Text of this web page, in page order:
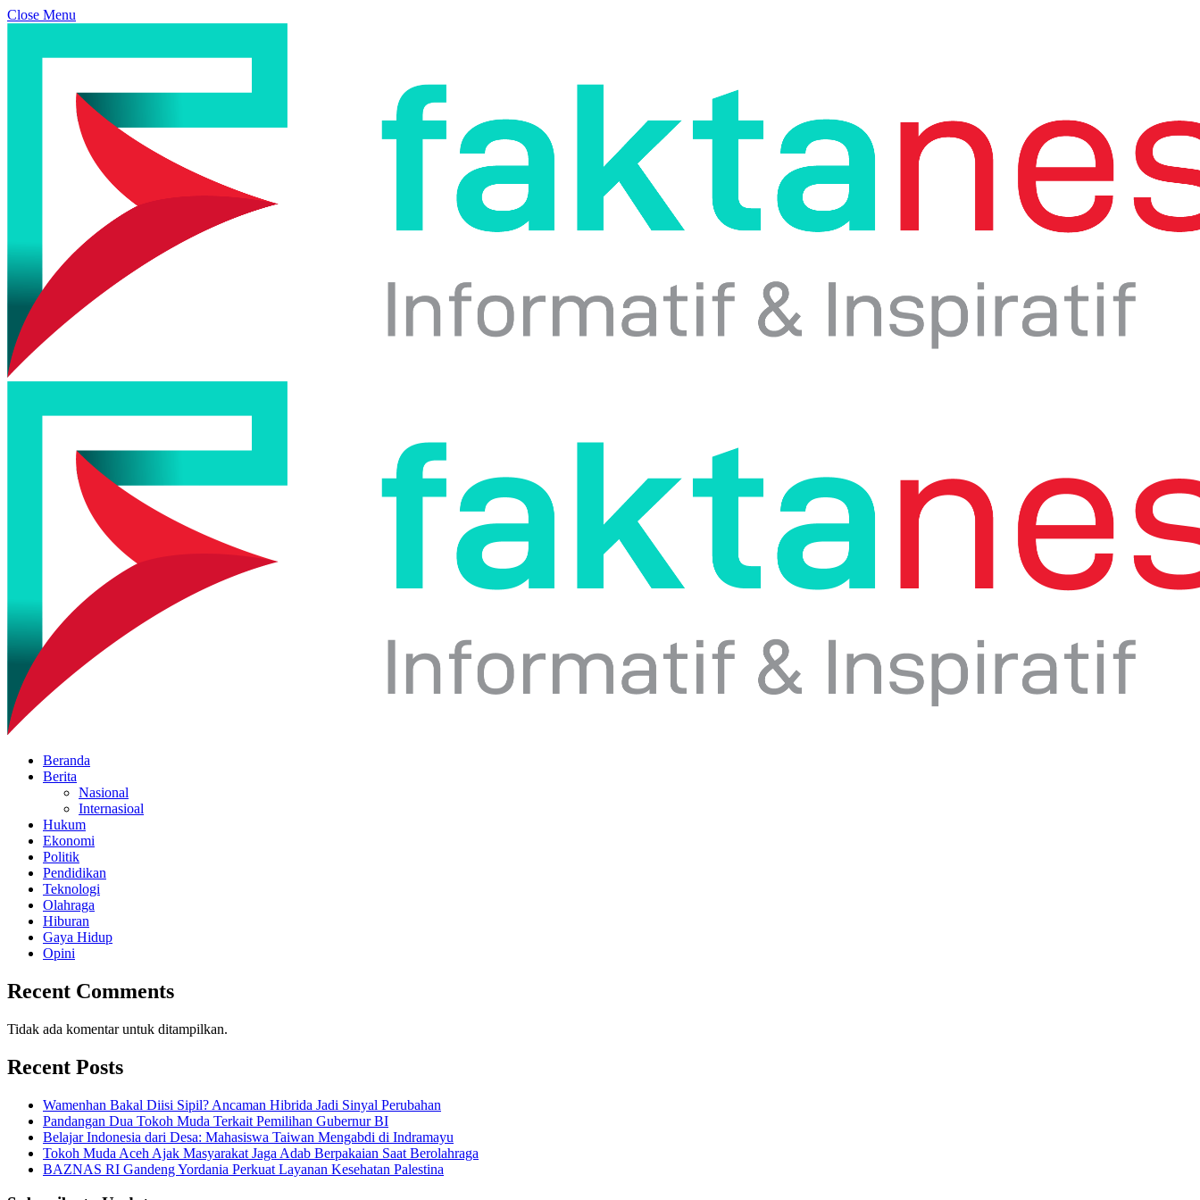
Close Menu
Beranda
Berita
Nasional
Internasioal
Hukum
Ekonomi
Politik
Pendidikan
Teknologi
Olahraga
Hiburan
Gaya Hidup
Opini
Recent Comments
Tidak ada komentar untuk ditampilkan.
Recent Posts
Wamenhan Bakal Diisi Sipil? Ancaman Hibrida Jadi Sinyal Perubahan
Pandangan Dua Tokoh Muda Terkait Pemilihan Gubernur BI
Belajar Indonesia dari Desa: Mahasiswa Taiwan Mengabdi di Indramayu
Tokoh Muda Aceh Ajak Masyarakat Jaga Adab Berpakaian Saat Berolahraga
BAZNAS RI Gandeng Yordania Perkuat Layanan Kesehatan Palestina